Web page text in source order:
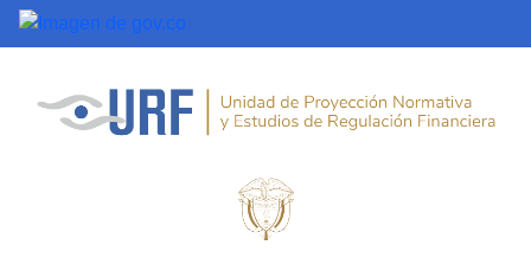
Saltar al contenido principal